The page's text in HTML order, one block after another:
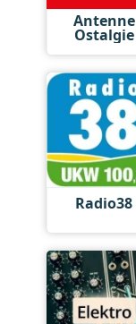
Antenne
Ostalgie
Radio38